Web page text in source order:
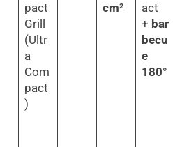
pact
Grill
(Ultr
a
Com
pact
)
cm²
act
+ bar
becu
e
180°